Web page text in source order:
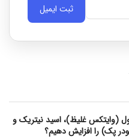
ثبت ایمیل
(وایتکس غلیظ)، اسید نیتریک و
پک) را افزایش دهیم؟